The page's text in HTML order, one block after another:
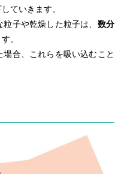
ていきます。
子や乾燥した粒子は、 数分
。
合、これらを吸い込むこと